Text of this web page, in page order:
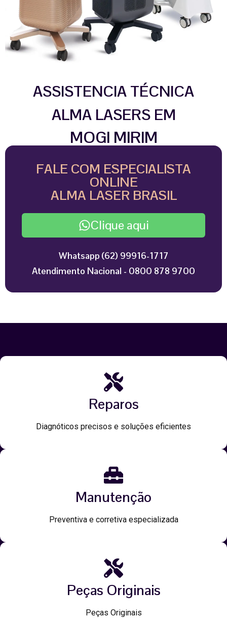
ASSISTENCIA TÉCNICA
ALMA LASERS EM
MOGI MIRIM
FALE COM ESPECIALISTA
ONLINE
ALMA LASER BRASIL
Clique aqui
Whatsapp (62) 99916-1717
Atendimento Nacional - 0800 878 9700
Reparos
Diagnóticos precisos e soluções eficientes
Manutenção
Preventiva e corretiva especializada
Peças Originais
Peças Originais